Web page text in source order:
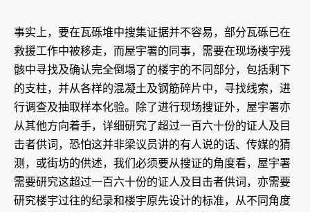
事实上，要在瓦砾堆中搜集证据并不容易，部分瓦砾已在
救援工作中被移走，而屋宇署的同事，需要在现场楼宇残
骸中寻找及确认完全倒塌了的楼宇的不同部分，包括剩下
的支柱，并从各样的混凝土及钢筋碎片中，寻找线索，进
行调查及抽取样本化验。除了进行现场搜证外，屋宇署亦
从其他方向着手，详细研究了超过一百六十份的证人及目
击者供词，恐怕这并非梁议员讲的有人说的话、传媒的猜
测，或街坊的供述，我们必须要从搜证的角度看，屋宇署
需要研究这超过一百六十份的证人及目击者供词，亦需要
研究楼宇过往的纪录和楼宇原先设计的标准，从不同角度